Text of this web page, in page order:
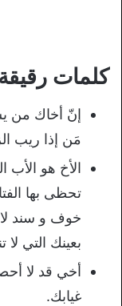
كلمات
إنّ أخاك من
مَن إذا ريب
الأخ هو الأب
تحظى بها
خوف و سند لا
بعينك التي لا
أخي قد لا
غيابك.